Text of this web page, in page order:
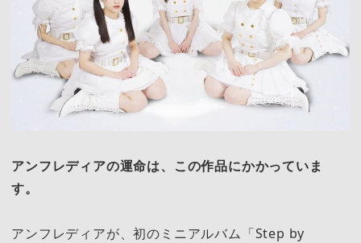
アンフレディアの運命は、この作品にかかっていま
す。
アンフレディアが、初のミニアルバム「Step by